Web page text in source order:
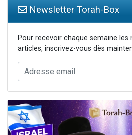
Newsletter Torah-Box
Pour recevoir chaque semaine
articles, inscrivez-vous dès